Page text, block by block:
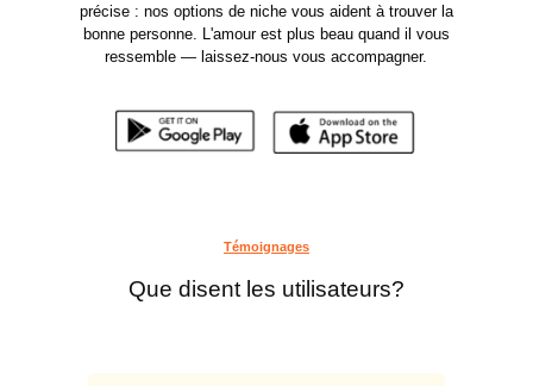
précise : nos options de niche vous aident à trouver la
bonne personne. L'amour est plus beau quand il vous
ressemble — laissez-nous vous accompagner.
Témoignages
Que disent les utilisateurs?